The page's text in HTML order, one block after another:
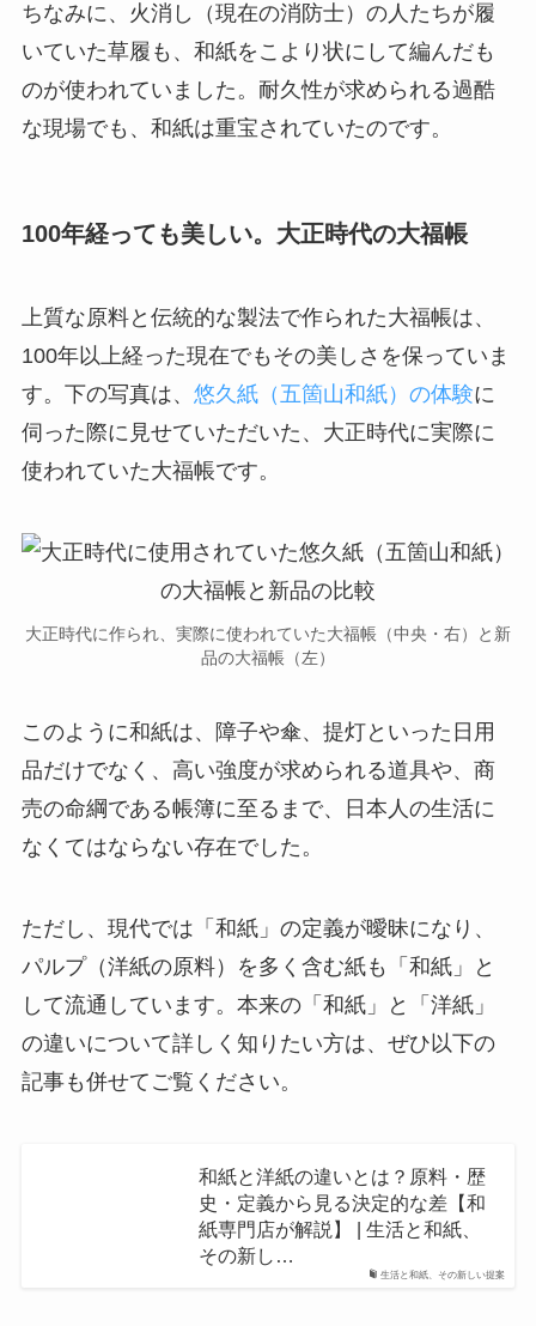
ちなみに、火消し（現在の消防士）の人たちが履
いていた草履も、和紙をこより状にして編んだも
のが使われていました。耐久性が求められる過酷
な現場でも、和紙は重宝されていたのです。
100年経っても美しい。大正時代の大福帳
上質な原料と伝統的な製法で作られた大福帳は、
100年以上経った現在でもその美しさを保っていま
す。下の写真は、 悠久紙（五箇山和紙）の体験に
伺った際に見せていただいた、大正時代に実際に
使われていた大福帳です。
大正時代に作られ、実際に使われていた大福帳（中央・右）と新
品の大福帳（左）
このように和紙は、障子や傘、提灯といった日用
品だけでなく、高い強度が求められる道具や、商
売の命綱である帳簿に至るまで、日本人の生活に
なくてはならない存在でした。
ただし、現代では「和紙」の定義が曖昧になり、
パルプ（洋紙の原料）を多く含む紙も「和紙」と
して流通しています。本来の「和紙」と「洋紙」
の違いについて詳しく知りたい方は、ぜひ以下の
記事も併せてご覧ください。
生活と和紙、その新しい提案
和紙と洋紙の違いとは？原料・歴
史・定義から見る決定的な差【和
紙専門店が解説】 | 生活と和紙、
その新し…